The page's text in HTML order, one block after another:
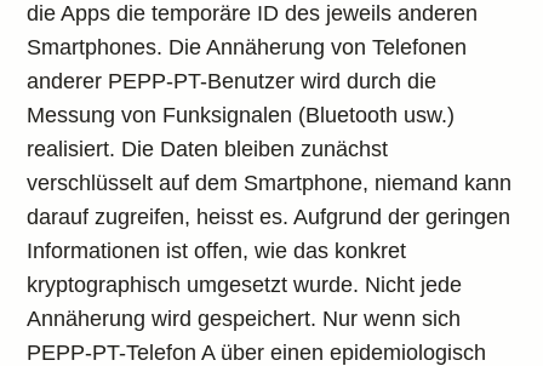
die Apps die temporäre ID des jeweils anderen
Smartphones. Die Annäherung von Telefonen
anderer PEPP-PT-Benutzer wird durch die
Messung von Funksignalen (Bluetooth usw.)
realisiert. Die Daten bleiben zunächst
verschlüsselt auf dem Smartphone, niemand kann
darauf zugreifen, heisst es. Aufgrund der geringen
Informationen ist offen, wie das konkret
kryptographisch umgesetzt wurde. Nicht jede
Annäherung wird gespeichert. Nur wenn sich
PEPP-PT-Telefon A über einen epidemiologisch